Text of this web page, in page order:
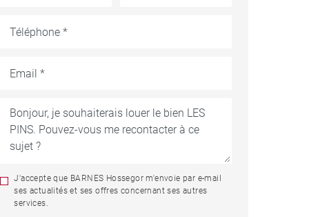
J'accepte que BARNES Hossegor m'envoie par e-mail
ses actualités et ses offres concernant ses autres
services.